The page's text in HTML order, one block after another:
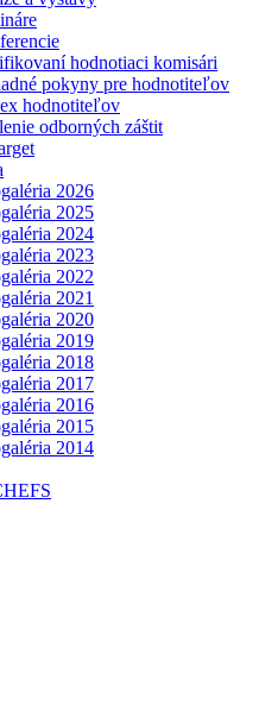
hodnotiaci komisári
pokyny pre hodnotiteľov
hodnotiteľov
odborných záštit
2026
2025
2024
2023
2022
2021
2020
2019
2018
2017
2016
2015
2014